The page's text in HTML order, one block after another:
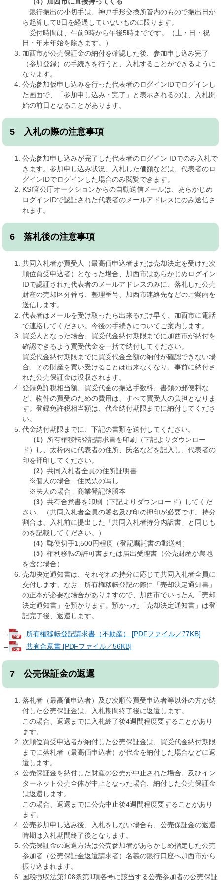
銀行振出の小切手は、神戸手形交換所管内のもので振出日か
ら起算して8日を経過していないものに限ります。
受付時間は、午前9時から午後5時までです。（土・日・祝
日・年末年始を除きます。）
加西市が公売保証金の納付を確認した後、参加申し込み完了
（参加登録）の手続きを行うと、入札することができるように
なります。
公売参加仮申し込みを行った代表者のログインIDでログインし
た画面で、「参加申し込み・完了」と表示されるのは、入札開
始の前日となることがあります。
5 入札の際の注意事項
公売参加申し込みが完了した代表者のログイン IDでのみ入札で
きます。参加申し込み状況、入札した価額などは、代表者のロ
グインIDでログインした場合のみ閲覧できます。
KSI官公庁オークションからの自動送信メールは、あらかじめ
ログインIDで認証された代表者のメールアドレスにのみ送信さ
れます。
6 落札後の注意事項
共同入札者が買受人（最高価申込者または売却決定を受けた次
順位買受申込者）となった場合、加西市はあらかじめログイン
IDで認証された代表者のメールアドレスのみに、落札した公売
財産の売却区分番号、整理番号、加西市連絡先などのご案内を
送信します。
代表者はメールを受け取ったら出来るだけ早く、加西市に電話
で連絡してください。今後の手続きについてご案内します。
買受人となった場合、買受代金納付期限までに加西市が納付を
確認できるよう買受代金を一括で納付してください。
買受代金納付期限までに買受代金全額の納付が確認できない場
合、その財産を買い受けることは出来なくなり、事前に納付さ
れた公売保証金は没収されます。
登録免許税相当額、買受代金の振込手数料、書類の郵便料な
ど、物件の買受のための費用は、すべて買受人の負担となりま
す。登録免許税相当額は、代金納付期限までに納付してくださ
い。
代金納付期限までに、下記の書類を送付してください。
（1） 所有権移転登記請求書を印刷（下記よりダウンロー
ド）し、太枠内に代表者の住所、氏名などを記入し、代表者の
印を押印してください。
（2） 共同入札者全員の住所証明書
※個人の場合：住民票の写し
※法人の場合：商業登記簿謄本
（3） 共有合意書を印刷（下記よりダウンロード）してくだ
さい。（共同入札者全員の署名及び印の押印が必要です。持分
割合は、入札前に提出した「共同入札者持分内訳書」と同じも
のを記載してください。）
（4） 郵便切手1,500円程度（登記嘱託書の郵送料）
（5） 権利移転の許可書または届出受理書（公売財産が農地
を含む場合）
売却決定通知書は、それぞれの持分に応じて共同入札者全員に
交付します。なお、所有権移転登記の際に「売却決定通知書」
の正本が必要な場合がありますので、加西市でいったん「売却
決定通知書」を預かります。預かった「売却決定通知書」は登
記完了後、返還します。
→
所有権移転登記請求書（不動産） [PDFファイル／77KB]
→
共有合意書 [PDFファイル／56KB]
7 公売保証金の返還
落札者（最高価申込者）及び次順位買受申込者等以外の方が納
付した公売保証金は、入札期間終了後に返還します。
この場合、返還までに入札終了後4週間程度要することがあり
ます。
次順位買受申込者が納付した公売保証金は、買受代金納付期限
までに落札者（最高価申込者）が代金を納付した場合などに返
還します。
公売保証金を納付した財産の公売が中止された場合、及びイン
ターネット公売全体が中止となった場合、納付した公売保証金
は返還します。
この場合、返還までに公売中止後4週間程度要することがあり
ます。
公売参加申し込み後、入札をしない場合も、公売保証金の返還
時期は入札期間終了後となります。
公売保証金の返還方法は公売参加者があらかじめ指定した公売
参加者（公売保証金返還請求者）名義の銀行口座へ加西市から
振り込まれます。
国税徴収法第108条第1項各号に該当する公売参加者の公売保証